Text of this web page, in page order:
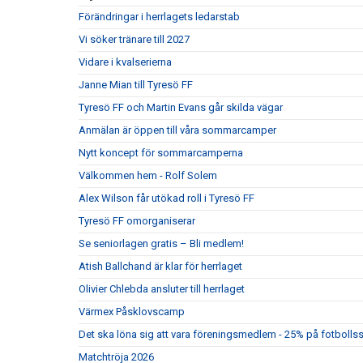
Förändringar i herrlagets ledarstab
Vi söker tränare till 2027
Vidare i kvalserierna
Janne Mian till Tyresö FF
Tyresö FF och Martin Evans går skilda vägar
Anmälan är öppen till våra sommarcamper
Nytt koncept för sommarcamperna
Välkommen hem - Rolf Solem
Alex Wilson får utökad roll i Tyresö FF
Tyresö FF omorganiserar
Se seniorlagen gratis – Bli medlem!
Atish Ballchand är klar för herrlaget
Olivier Chlebda ansluter till herrlaget
Värmex Påsklovscamp
Det ska löna sig att vara föreningsmedlem - 25% på
Matchtröja 2026